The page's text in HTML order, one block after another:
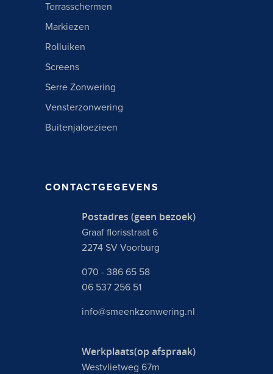
Terrasschermen
Markiezen
Rolluiken
Screens
Serre Zonwering
Vensterzonwering
Buitenjaloezieen
CONTACTGEGEVENS
Postadres (geen bezoek)
Graaf florisstraat 6
2274 SV Voorburg
070 - 386 65 58
06 537 256 51
info@smeenkzonwering.nl
Werkplaats(op afspraak)
Westvlietweg 67m